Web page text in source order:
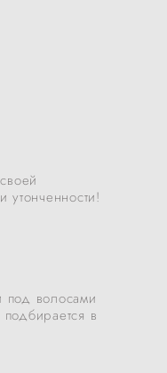
утонченности!
под волосами
в